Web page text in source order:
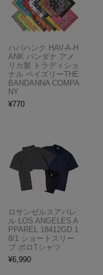
ハバハンク HAV-A-H
ANK バンダナ アメ
リカ製 トラディショ
ナル ペイズリーTHE
BANDANNA COMPA
NY
¥770
ロサンゼルスアパレ
ル LOS ANGELES A
PPAREL 18412GD 1
8/1 ショートスリー
ブ ポロTシャツ
¥6,990